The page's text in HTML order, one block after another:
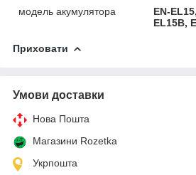
модель акумулятора
EN-
EL15B,
Приховати
Умови доставки
Нова Пошта
Магазини Rozetka
Укрпошта